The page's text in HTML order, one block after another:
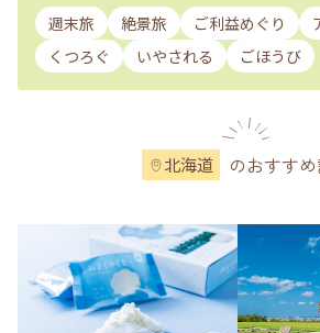
週末旅 絶景旅 ご利益めぐり
くつろぐ
いやされる ごほうび
北海道 のおすす